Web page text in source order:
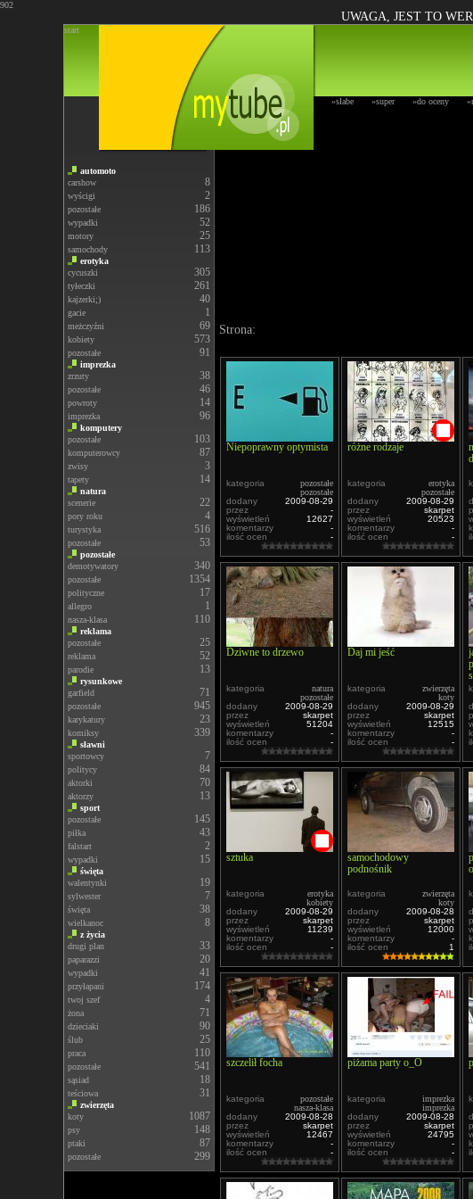
902
UWAGA, JEST TO
start
»słabe »super »do oceny
automoto
carshow
8
wyścigi 2
pozostałe 186
wypadki 52
motory 25
samochody 113
erotyka
cycuszki
305
tyłeczki 261
kajzerki;) 40
gacie 1
meżczyźni 69
kobiety 573
pozostałe 91
imprezka
zrzuty
38
pozostałe 46
powroty 14
imprezka 96
komputery
pozostałe
103
komputerowcy 87
zwisy 3
tapety 14
natura
scenerie
22
pory roku 4
turystyka 516
pozostałe 53
pozostałe
demotywatory
340
pozostałe 1354
polityczne 17
allegro 1
nasza-klasa 110
reklama
pozostałe
25
reklama 52
parodie 13
rysunkowe
garfield
71
pozostałe 945
karykatury 23
komiksy 339
sławni
sportowcy
7
politycy 84
aktorki 70
aktorzy 13
sport
pozostałe
145
piłka 43
falstart 2
wypadki 15
święta
walentynki
19
sylwester 7
święta 38
wielkanoc 8
z życia
drugi plan
33
paparazzi 20
wypadki 41
przyłapani 174
twoj szef 4
żona 71
dzieciaki 90
ślub 25
praca 110
pozostałe 541
sąsiad 18
teściowa 31
zwierzęta
koty
1087
psy 148
ptaki 87
pozostałe 299
Strona:
Niepoprawny optymista
kategoria
pozostałe
pozostałe
dodany
2009-08-29
przez
-
wyświetleń
12627
komentarzy
-
ilość ocen
-
różne rodzaje
kategoria
erotyka
pozostałe
dodany
2009-08-29
przez
skarpet
wyświetleń
20523
komentarzy
-
ilość ocen
-
Dziwne to drzewo
kategoria
natura
pozostałe
dodany
2009-08-29
przez
skarpet
wyświetleń
51204
komentarzy
-
ilość ocen
-
Daj mi jeść
kategoria
zwierzęta
koty
dodany
2009-08-29
przez
skarpet
wyświetleń
12515
komentarzy
-
ilość ocen
-
sztuka
kategoria
erotyka
kobiety
dodany
2009-08-29
przez
skarpet
wyświetleń
11239
komentarzy
-
ilość ocen
-
samochodowy
podnośnik
kategoria
zwierzęta
koty
dodany
2009-08-28
przez
skarpet
wyświetleń
12000
komentarzy
-
ilość ocen
1
szczelił focha
kategoria
pozostałe
nasza-klasa
dodany
2009-08-28
przez
skarpet
wyświetleń
12467
komentarzy
-
ilość ocen
-
piżama party o_O
kategoria
imprezka
imprezka
dodany
2009-08-28
przez
skarpet
wyświetleń
24795
komentarzy
-
ilość ocen
-